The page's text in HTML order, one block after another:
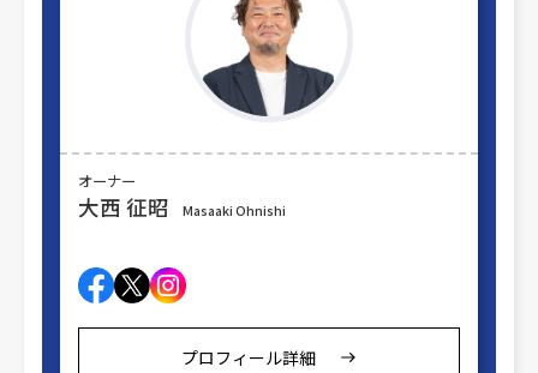
オーナー
大西 征昭 Masaaki Ohnishi
プロフィール詳細